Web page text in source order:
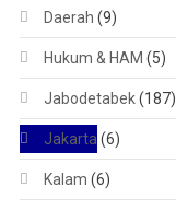
Daerah (9)
Hukum & HAM (5)
Jabodetabek(187)
Jakarta (6)
Kalam (6)